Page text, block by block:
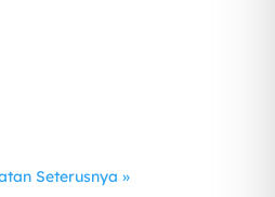
Seterusnya »